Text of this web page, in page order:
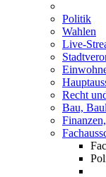
Politik
Wahlen
Live-
Recht
Bau,